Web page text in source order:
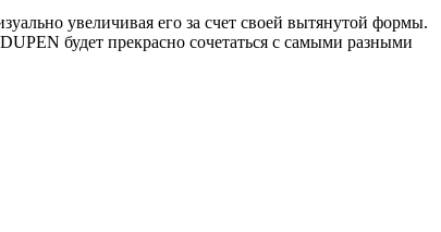
увеличивая его за счет своей вытянутой формы.
будет прекрасно сочетаться с самыми разными